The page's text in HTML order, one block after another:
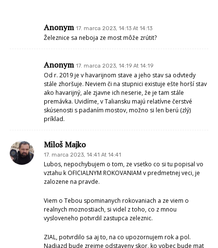
Anonym 17. marca 2023, 14:13 At 14:13
Železnice sa neboja ze most môže zrútit?
Anonym 17. marca 2023, 14:19 At 14:19
Od r. 2019 je v havarijnom stave a jeho stav sa odvtedy
stále zhoršuje. Neviem či na stupnici existuje ešte horší stav
ako havarijný, ale zjavne ich neserie, že je tam stále
premávka. Uvidíme, v Taliansku majú relatívne čerstvé
skúsenosti s padaním mostov, možno si len berú (zlý)
príklad.
Miloš Majko
17. marca 2023, 14:41 At 14:41
Lubos, nepochybujem o tom, ze vsetko co si tu popisal vo
vztahu k OFICIALNYM ROKOVANIAM v predmetnej veci, je
zalozene na pravde.
Viem o Tebou spominanych rokovaniach a ze viem o
realnych moznostiach, si videl z toho, co z mnou
vysloveneho potvrdil zastupca zeleznic.
ZIAL, potvrdilo sa aj to, na co upozornujem rok a pol.
Nadjazd bude zrejme odstaveny skor, ko vobec bude mat